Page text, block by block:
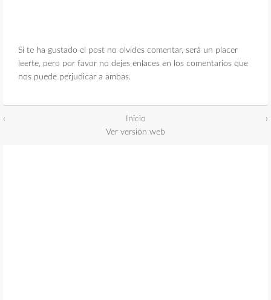
Si te ha gustado el post no olvides comentar, será un placer
leerte, pero por favor no dejes enlaces en los comentarios que
nos puede perjudicar a ambas.
‹ ›
Inicio
Ver versión web